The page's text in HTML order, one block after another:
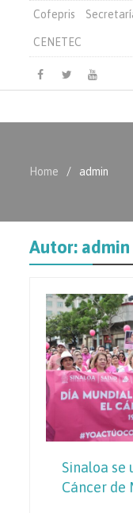
Cofepris
CENETEC
Facebook
TwitterYoutube
Home admin
Autor: admin
Sinaloa se
Cáncer de